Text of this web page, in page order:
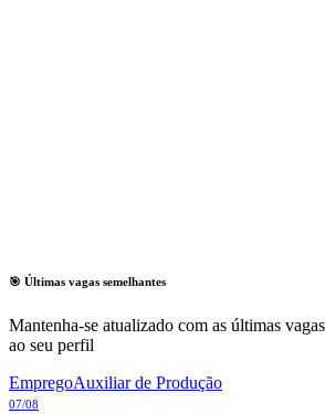
🎯 Últimas vagas semelhantes
Mantenha-se atualizado com as últimas
ao seu perfil
EmpregoAuxiliar de Produção
07/08